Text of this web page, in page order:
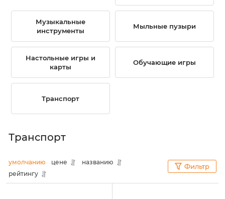
Музыкальные
инструменты
Мыльные пузыри
Настольные игры и
карты
Обучающие игры
Транспорт
Транспорт
умолчанию цене
названию
рейтингу
Фильтр